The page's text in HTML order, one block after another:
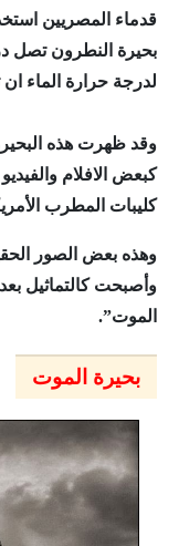
قدماء المصريين
لدرجة حرارة الماء ان تصل الى
وقد ظهرت هذه
كبعض الافلام
كليبات المطرب
وهذه بعض الصور
وأصبحت كالتماثيل
الموت”.
بحيرة الموت